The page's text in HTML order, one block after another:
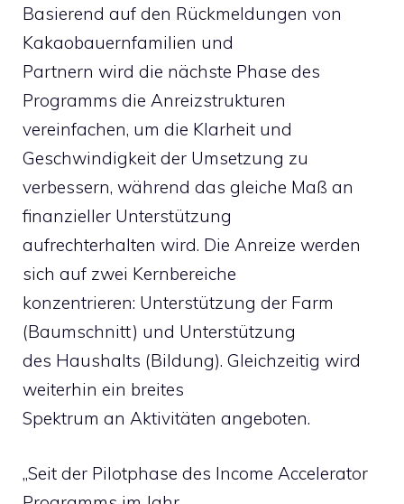
Basierend auf den Rückmeldungen von
Kakaobauernfamilien und
Partnern wird die nächste Phase des
Programms die Anreizstrukturen
vereinfachen, um die Klarheit und
Geschwindigkeit der Umsetzung zu
verbessern, während das gleiche Maß an
finanzieller Unterstützung
aufrechterhalten wird. Die Anreize werden
sich auf zwei Kernbereiche
konzentrieren: Unterstützung der Farm
(Baumschnitt) und Unterstützung
des Haushalts (Bildung). Gleichzeitig wird
weiterhin ein breites
Spektrum an Aktivitäten angeboten.
„Seit der Pilotphase des Income Accelerator